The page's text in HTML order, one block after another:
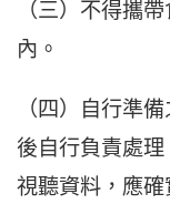
（三）不得攜
內。
（四）自行準
後自行負責處
視聽資料，應